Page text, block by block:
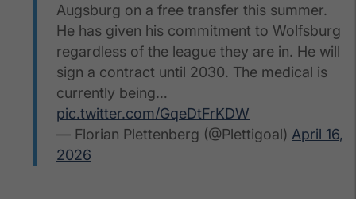
Augsburg on a free transfer this summer.
He has given his commitment to Wolfsburg
regardless of the league they are in. He will
sign a contract until 2030. The medical is
currently being…
pic.twitter.com/GqeDtFrKDW
— Florian Plettenberg (@Plettigoal) April 16,
2026